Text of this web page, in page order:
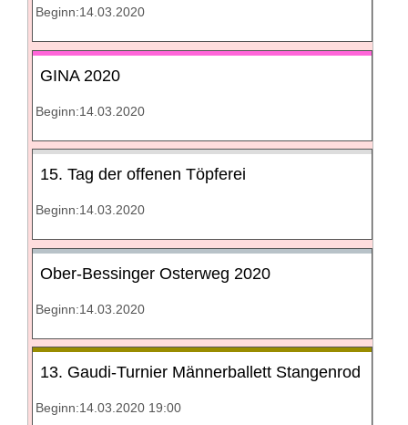
Beginn:14.03.2020
GINA 2020
Beginn:14.03.2020
15. Tag der offenen Töpferei
Beginn:14.03.2020
Ober-Bessinger Osterweg 2020
Beginn:14.03.2020
13. Gaudi-Turnier Männerballett Stangenrod
Beginn:14.03.2020 19:00